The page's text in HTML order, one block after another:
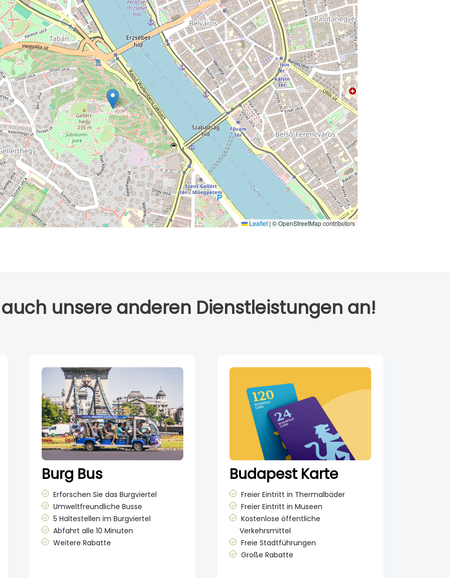
Leaflet | © OpenStreetMap contributors
unsere anderen Dienstleistungen an!
Burg Bus
Erforschen Sie das Burgviertel
Umweltfreundliche Busse
5 Haltestellen im Burgviertel
Abfahrt alle 10 Minuten
Weitere Rabatte
Budapest Karte
Freier Eintritt in Thermalbäder
Freier Eintritt in Museen
Kostenlose öffentliche
Verkehrsmittel
Freie Stadtführungen
Große Rabatte